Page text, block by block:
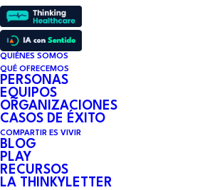
QUIÉNES SOMOS
QUÉ OFRECEMOS
PERSONAS
EQUIPOS
ORGANIZACIONES
CASOS DE ÉXITO
COMPARTIR ES VIVIR
BLOG
PLAY
RECURSOS
LA THINKYLETTER